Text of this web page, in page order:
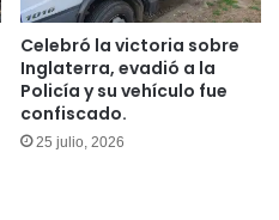
Celebró la victoria sobre
Inglaterra, evadió a la
Policía y su vehículo fue
confiscado.
25 julio, 2026